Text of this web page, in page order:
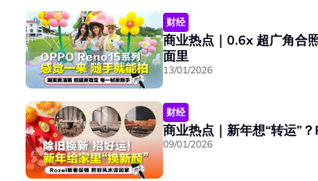
财经
商业热点｜0.6x 超广角合照 + AI动态照片拼图：OPPO Reno15 系列，把生活的感
面里
13/01/2026
财经
09/01/2026